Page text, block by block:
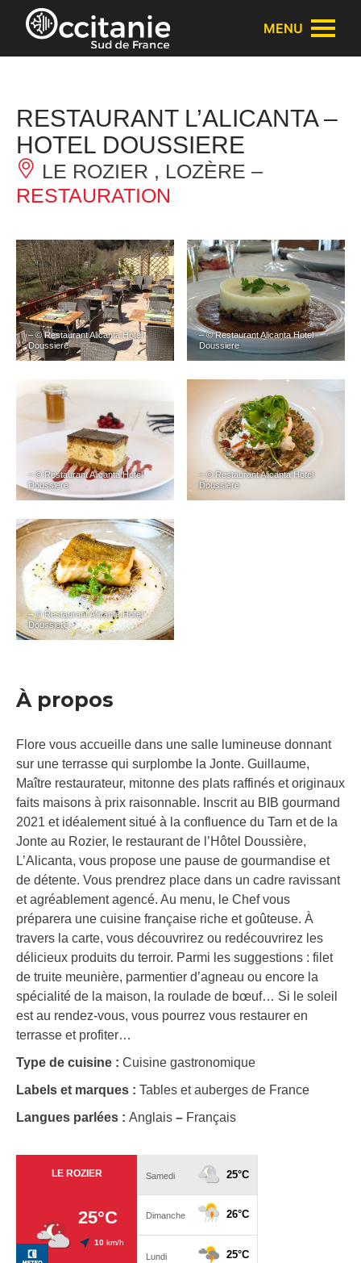
Panneau de gestion des cookies
MENU
RESTAURANT L’ALICANTA –
HOTEL DOUSSIERE
LE ROZIER , LOZÈRE –
RESTAURATION
– © Restaurant Alicanta Hotel
Doussiere
– © Restaurant Alicanta Hotel
Doussiere
– © Restaurant Alicanta Hotel
Doussiere
– © Restaurant Alicanta Hotel
Doussiere
– © Restaurant Alicanta Hotel
Doussiere
À propos
Flore vous accueille dans une salle lumineuse donnant
sur une terrasse qui surplombe la Jonte. Guillaume,
Maître restaurateur, mitonne des plats raffinés et originaux
faits maisons à prix raisonnable. Inscrit au BIB gourmand
2021 et idéalement situé à la confluence du Tarn et de la
Jonte au Rozier, le restaurant de l’Hôtel Doussière,
L’Alicanta, vous propose une pause de gourmandise et
de détente. Vous prendrez place dans un cadre ravissant
et agréablement agencé. Au menu, le Chef vous
préparera une cuisine française riche et goûteuse. À
travers la carte, vous découvrirez ou redécouvrirez les
délicieux produits du terroir. Parmi les suggestions : filet
de truite meunière, parmentier d’agneau ou encore la
spécialité de la maison, la roulade de bœuf… Si le soleil
est au rendez-vous, vous pourrez vous restaurer en
terrasse et profiter…
Type de cuisine : Cuisine gastronomique
Labels et marques : Tables et auberges de France
Langues parlées : Anglais – Français